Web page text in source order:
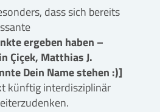
dass sich bereits
ergeben haben –
Çiçek, Matthias J.
Dein Name stehen :)]
künftig interdisziplinär